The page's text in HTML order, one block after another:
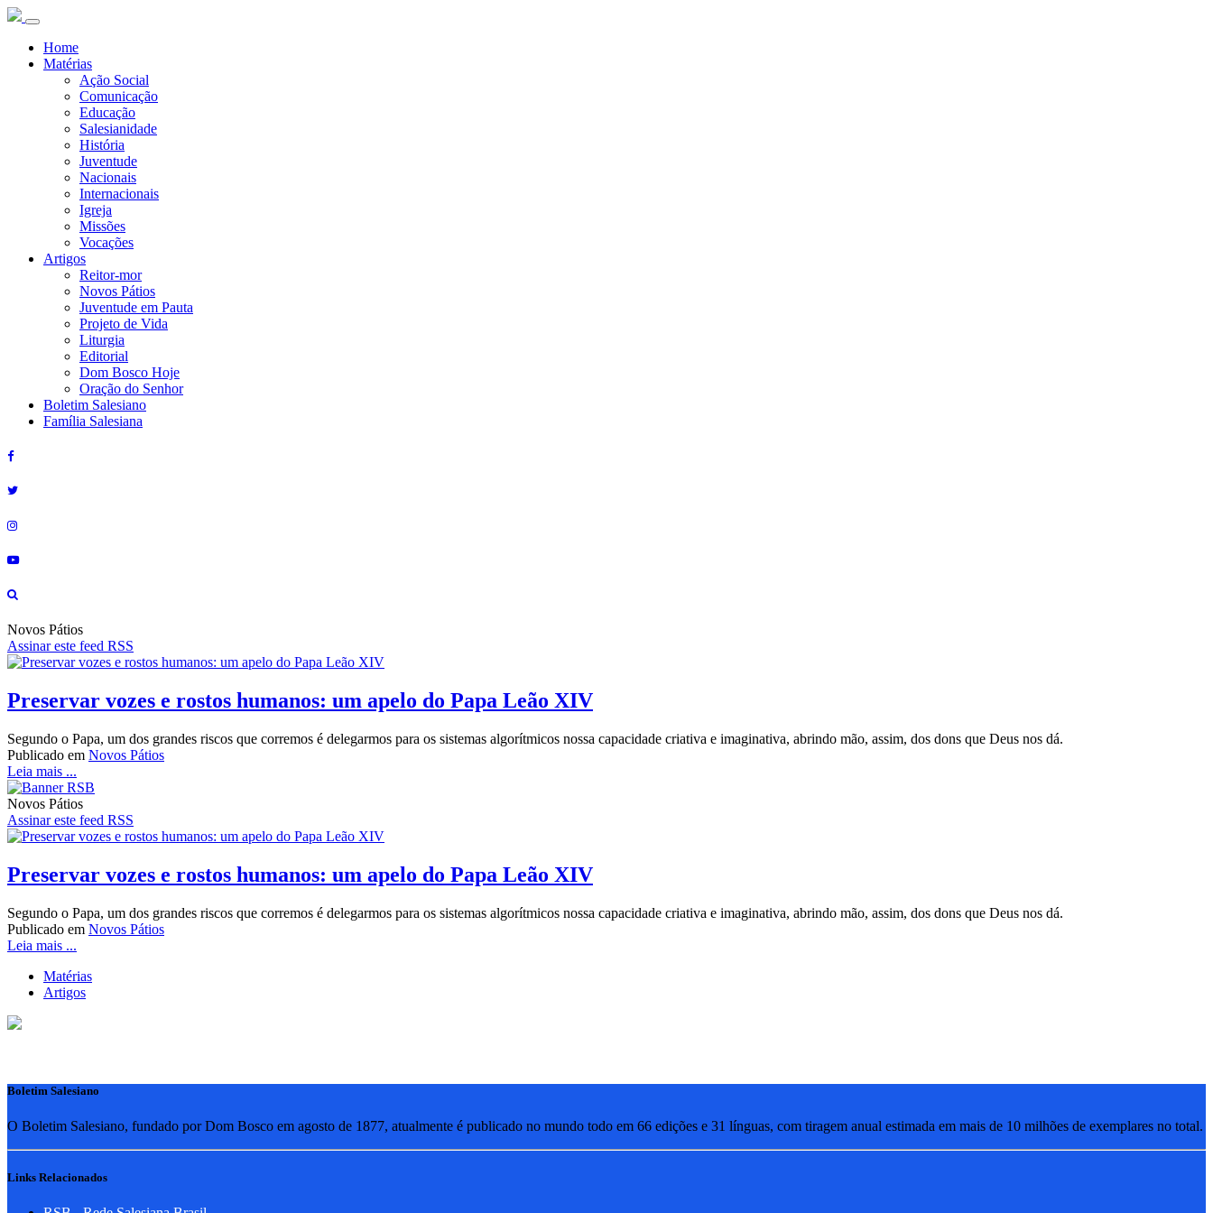
Home
Matérias
Ação Social
Comunicação
Educação
Salesianidade
História
Juventude
Nacionais
Internacionais
Igreja
Missões
Vocações
Artigos
Reitor-mor
Novos Pátios
Juventude em Pauta
Projeto de Vida
Liturgia
Editorial
Dom Bosco Hoje
Oração do Senhor
Boletim Salesiano
Família Salesiana
Novos Pátios
Assinar este feed RSS
Preservar vozes e rostos humanos: um apelo do Papa Leão XIV
Segundo o Papa, um dos grandes riscos que corremos é delegarmos para os sistemas algorítmicos nossa capacidade criativa e imaginativa, abrindo mão, assim, dos dons que Deus nos dá.
Publicado em Novos Pátios
Leia mais ...
Novos Pátios
Assinar este feed RSS
Preservar vozes e rostos humanos: um apelo do Papa Leão XIV
Segundo o Papa, um dos grandes riscos que corremos é delegarmos para os sistemas algorítmicos nossa capacidade criativa e imaginativa, abrindo mão, assim, dos dons que Deus nos dá.
Publicado em Novos Pátios
Leia mais ...
Matérias
Artigos
Boletim Salesiano
O Boletim Salesiano, fundado por Dom Bosco em agosto de 1877, atualmente é publicado no mundo todo em 66 edições e 31 línguas, com tiragem anual estimada em mais de 10 milhões de exemplares no total.
Links Relacionados